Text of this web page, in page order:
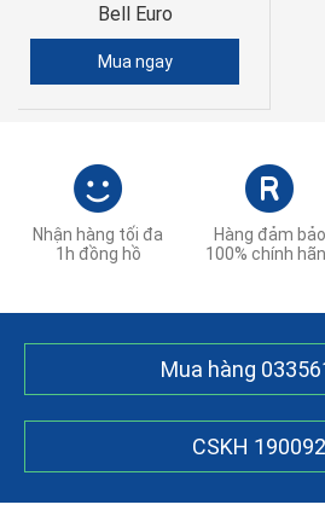
Bell Euro
Mua ngay
Nhận hàng tối đa
1h đồng hồ
Hàng đảm bảo
100% chính
Mua hàng
CSKH